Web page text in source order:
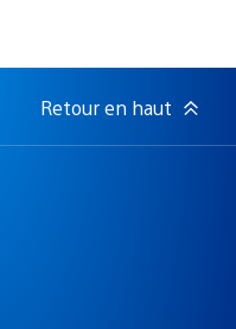
Retour en haut